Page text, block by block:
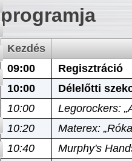
programja
Kezdés
09:00
Regisztráció
10:00
Délelőtti
10:00
Legorockers:
10:20
Materex:
10:40
Murphy's